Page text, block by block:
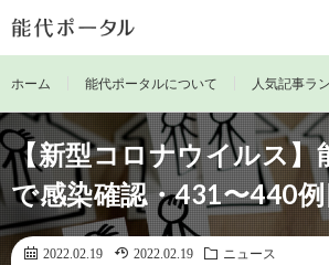
ホーム 能代ポータルについて 人気記事ラ
【新型コロナウイルス】
で感染確認・431〜440
2022.02.19 2022.02.19
ニュース